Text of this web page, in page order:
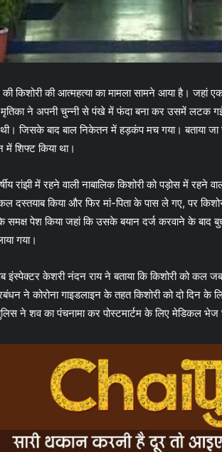
किशोरी की आत्महत्या का मामला सामने आया है। जहां
मृतिका ने अपनी चुन्नी से पंखे में फंदा बना कर उसमें लटक
जिसके बाद बाल निकेतन में हड़कंप मच गया। बताया जा
में शिफ्ट किया था।
रांझी में रहने वाली नाबालिक किशोरी को पड़ोस में
दस्तयाब किया और फिर मां-पिता के पास ले गए, पर
समक्ष पेश किया जहां कि उसके बयान दर्ज करवाने के बाद
गया।
केशरी नंदन राय ने बताया कि किशोरी को कल जब
ने कोरोना गाइडलाइन के तहत किशोरी को दो दिन
ने शव का पंचनामा कर पोस्टमार्टम के लिए मेडिकल